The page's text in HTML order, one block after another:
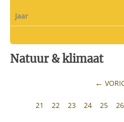
Jaar
Natuur & klimaat
21 22 23 24 25 26